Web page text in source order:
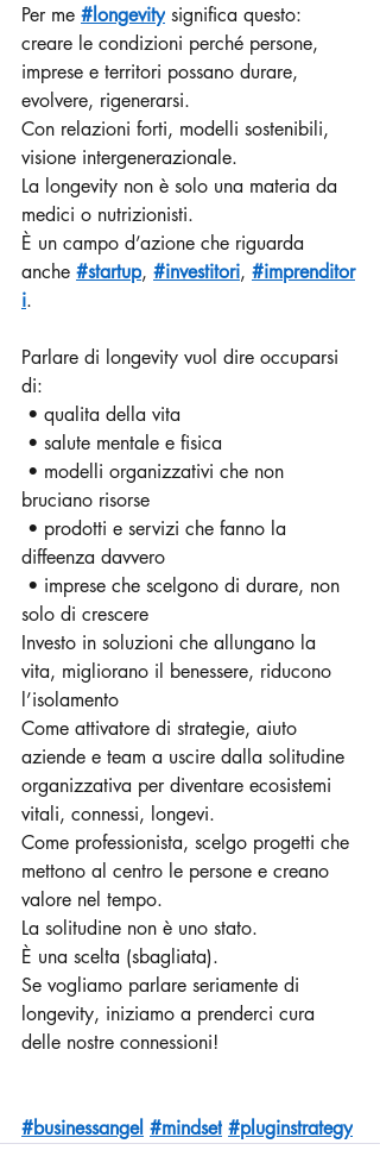
Per me #longevity significa questo:
creare le condizioni perché persone,
imprese e territori possano durare,
evolvere, rigenerarsi.
Con relazioni forti, modelli sostenibili,
visione intergenerazionale.
La longevity non è solo una materia da
medici o nutrizionisti.
È un campo d’azione che riguarda
anche #startup, #investitori, #imprenditor
i.
Parlare di longevity vuol dire occuparsi
di:
• qualita della vita
• salute mentale e fisica
• modelli organizzativi che non
bruciano risorse
• prodotti e servizi che fanno la
diffeenza davvero
• imprese che scelgono di durare, non
solo di crescere
Investo in soluzioni che allungano la
vita, migliorano il benessere, riducono
l’isolamento
Come attivatore di strategie, aiuto
aziende e team a uscire dalla solitudine
organizzativa per diventare ecosistemi
vitali, connessi, longevi.
Come professionista, scelgo progetti che
mettono al centro le persone e creano
valore nel tempo.
La solitudine non è uno stato.
È una scelta (sbagliata).
Se vogliamo parlare seriamente di
longevity, iniziamo a prenderci cura
delle nostre connessioni!
#businessangel #mindset #pluginstrategy